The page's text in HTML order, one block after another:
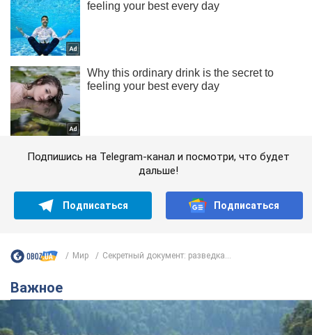
Подпишись на Telegram-канал и посмотри, что будет
дальше!
Подписаться Подписаться
Мир Секретный документ: разведка...
Важное